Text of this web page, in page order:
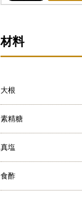
材料
大根
素精糖
真塩
食酢